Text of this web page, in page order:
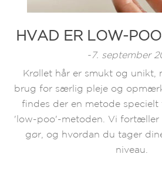
HVAD ER LOW-
-7. september
Krøllet hår er smukt og unikt,
brug for særlig pleje og
findes der en metode specielt
'low-poo'-metoden. Vi fortæller
gør, og hvordan du tager
niveau.